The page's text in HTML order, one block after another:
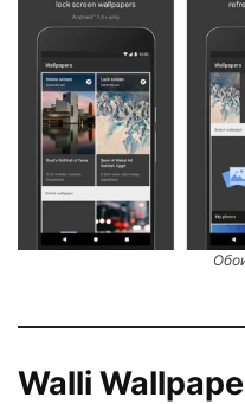
Walli